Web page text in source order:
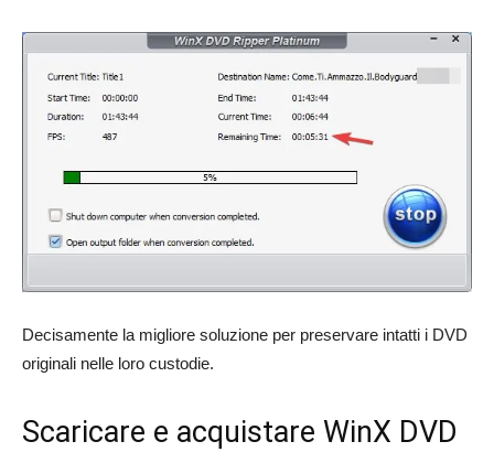
Decisamente la migliore soluzione per preservare intatti i DVD
originali nelle loro custodie.
Scaricare e acquistare WinX DVD